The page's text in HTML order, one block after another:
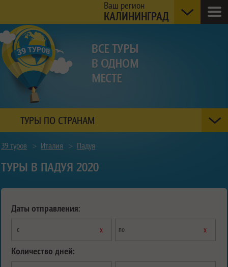
Ваш регион
КАЛИНИНГРАД
ТУРЫ ПО СТРАНАМ
39 туров > Италия > Падуя
ТУРЫ В ПАДУЯ 2020
Даты отправления:
с х по х
Количество дней: